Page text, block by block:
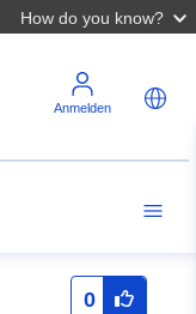
How do you know?
Anmelden
0